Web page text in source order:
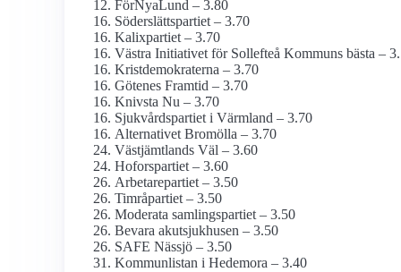
FörNyaLund – 3.80
Söderslättspartiet – 3.70
Kalixpartiet – 3.70
Västra Initiativet för Sollefteå Kommuns bästa –
Kristdemokraterna – 3.70
Götenes Framtid – 3.70
Knivsta Nu – 3.70
Sjukvårdspartiet i Värmland – 3.70
Alternativet Bromölla – 3.70
Västjämtlands Väl – 3.60
Hoforspartiet – 3.60
Arbetarepartiet – 3.50
Timråpartiet – 3.50
Moderata samlingspartiet – 3.50
Bevara akutsjukhusen – 3.50
SAFE Nässjö – 3.50
Kommunlistan i Hedemora – 3.40